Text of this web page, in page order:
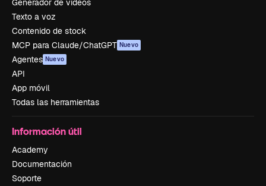
Texto a voz
Contenido de stock
MCP para Claude/ChatGPT Nuevo
Agentes Nuevo
API
App móvil
Todas las herramientas
Información útil
Academy
Documentación
Soporte